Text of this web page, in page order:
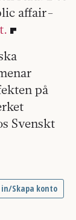
affair-
på
Svenskt